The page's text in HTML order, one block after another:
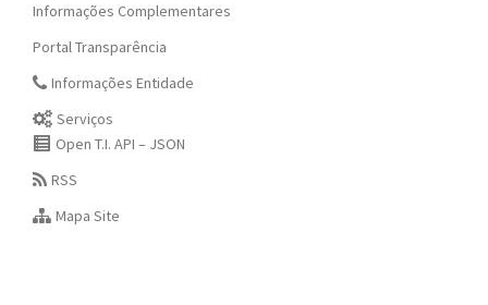
Informações Complementares
Portal Transparência
Informações Entidade
Serviços
Open T.I. API – JSON
RSS
Mapa Site